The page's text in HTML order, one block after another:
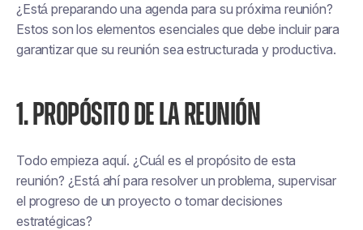
¿Está preparando una agenda para su próxima reunión?
Estos son los elementos esenciales que debe incluir para
garantizar que su reunión sea estructurada y productiva.
1. PROPÓSITO DE LA REUNIÓN
Todo empieza aquí. ¿Cuál es el propósito de esta
reunión? ¿Está ahí para resolver un problema, supervisar
el progreso de un proyecto o tomar decisiones
estratégicas?